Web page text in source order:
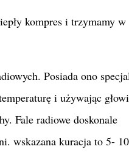
kompres i trzymamy w
Posiada ono
i używając
Fale radiowe doskonale
wskazana kuracja to 5- 10